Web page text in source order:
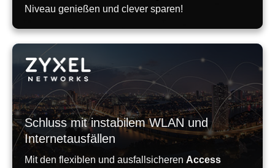
Niveau genießen und clever sparen!
Schluss mit instabilem WLAN und
Internetausfällen
Mit den flexiblen und ausfallsicheren Access